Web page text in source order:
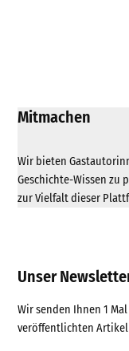
Mitmachen
Wir bieten
Geschichte-Wissen zu
zur Vielfalt dieser
Unser
Wir senden Ihnen 1
veröffentlichten